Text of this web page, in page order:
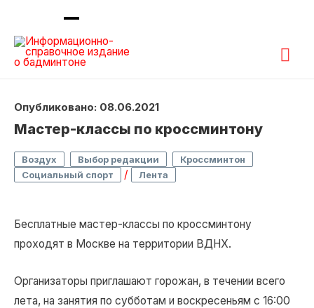
Опубликовано: 08.06.2021
Мастер-классы по кроссминтону
Воздух Выбор редакции Кроссминтон
Социальный спорт / Лента
Бесплатные мастер-классы по кроссминтону
проходят в Москве на территории ВДНХ.
Организаторы приглашают горожан, в течении всего
лета, на занятия по субботам и воскресеньям с 16:00